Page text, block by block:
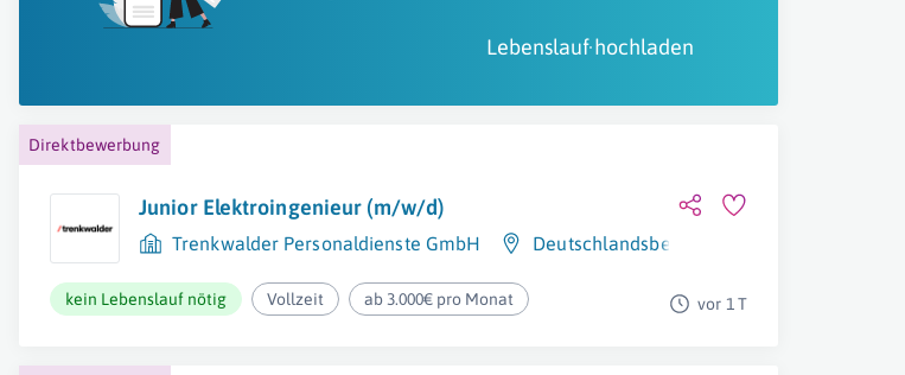
Lebenslauf hochladen
Direktbewerbung
Junior Elektroingenieur (m/w/d)
Trenkwalder Personaldienste GmbH Deutschlandsberg
kein Lebenslauf nötig Vollzeit ab 3.000€ pro Monat vor 1 T